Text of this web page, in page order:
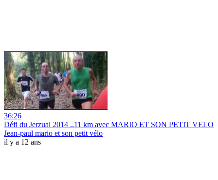
36:26
Défi du Jerzual 2014 ..11 km avec MARIO ET SON PETIT VELO
Jean-paul mario et son petit vélo
il y a 12 ans